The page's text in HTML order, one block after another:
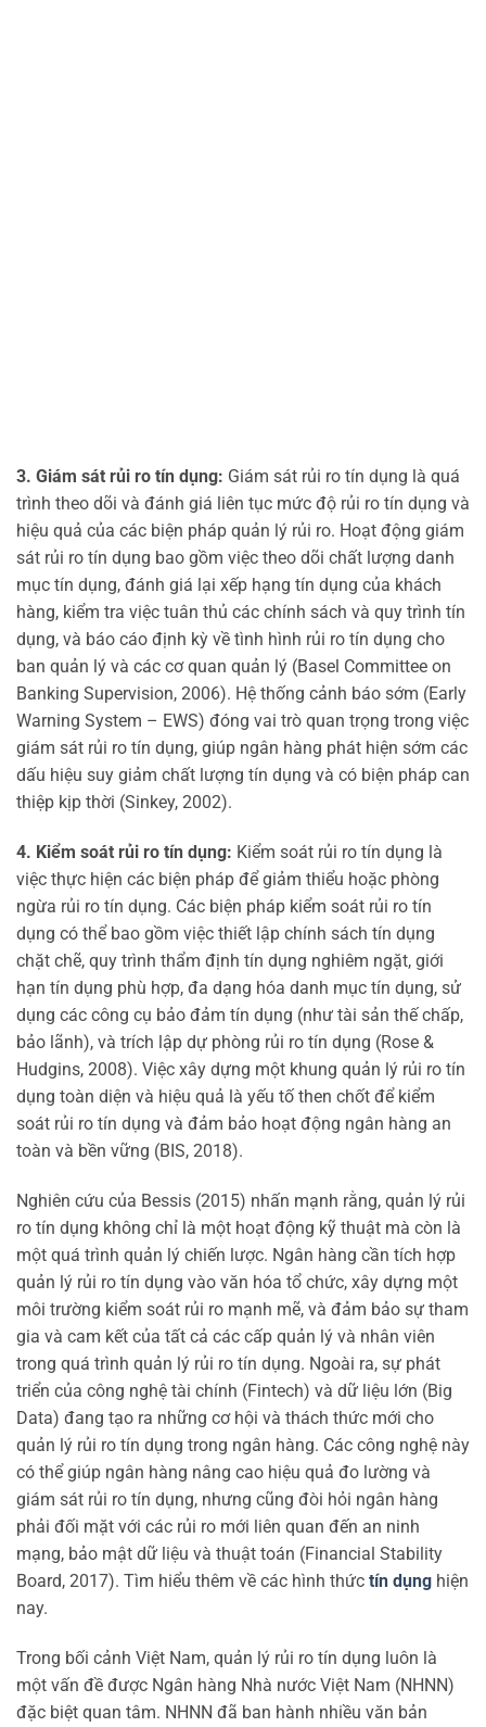
3. Giám sát rủi ro tín dụng: Giám sát rủi ro tín dụng là quá
trình theo dõi và đánh giá liên tục mức độ rủi ro tín dụng và
hiệu quả của các biện pháp quản lý rủi ro. Hoạt động giám
sát rủi ro tín dụng bao gồm việc theo dõi chất lượng danh
mục tín dụng, đánh giá lại xếp hạng tín dụng của khách
hàng, kiểm tra việc tuân thủ các chính sách và quy trình tín
dụng, và báo cáo định kỳ về tình hình rủi ro tín dụng cho
ban quản lý và các cơ quan quản lý (Basel Committee on
Banking Supervision, 2006). Hệ thống cảnh báo sớm (Early
Warning System – EWS) đóng vai trò quan trọng trong việc
giám sát rủi ro tín dụng, giúp ngân hàng phát hiện sớm các
dấu hiệu suy giảm chất lượng tín dụng và có biện pháp can
thiệp kịp thời (Sinkey, 2002).
4. Kiểm soát rủi ro tín dụng: Kiểm soát rủi ro tín dụng là
việc thực hiện các biện pháp để giảm thiểu hoặc phòng
ngừa rủi ro tín dụng. Các biện pháp kiểm soát rủi ro tín
dụng có thể bao gồm việc thiết lập chính sách tín dụng
chặt chẽ, quy trình thẩm định tín dụng nghiêm ngặt, giới
hạn tín dụng phù hợp, đa dạng hóa danh mục tín dụng, sử
dụng các công cụ bảo đảm tín dụng (như tài sản thế chấp,
bảo lãnh), và trích lập dự phòng rủi ro tín dụng (Rose &
Hudgins, 2008). Việc xây dựng một khung quản lý rủi ro tín
dụng toàn diện và hiệu quả là yếu tố then chốt để kiểm
soát rủi ro tín dụng và đảm bảo hoạt động ngân hàng an
toàn và bền vững (BIS, 2018).
Nghiên cứu của Bessis (2015) nhấn mạnh rằng, quản lý rủi
ro tín dụng không chỉ là một hoạt động kỹ thuật mà còn là
một quá trình quản lý chiến lược. Ngân hàng cần tích hợp
quản lý rủi ro tín dụng vào văn hóa tổ chức, xây dựng một
môi trường kiểm soát rủi ro mạnh mẽ, và đảm bảo sự tham
gia và cam kết của tất cả các cấp quản lý và nhân viên
trong quá trình quản lý rủi ro tín dụng. Ngoài ra, sự phát
triển của công nghệ tài chính (Fintech) và dữ liệu lớn (Big
Data) đang tạo ra những cơ hội và thách thức mới cho
quản lý rủi ro tín dụng trong ngân hàng. Các công nghệ này
có thể giúp ngân hàng nâng cao hiệu quả đo lường và
giám sát rủi ro tín dụng, nhưng cũng đòi hỏi ngân hàng
phải đối mặt với các rủi ro mới liên quan đến an ninh
mạng, bảo mật dữ liệu và thuật toán (Financial Stability
Board, 2017). Tìm hiểu thêm về các hình thức tín dụng hiện
nay.
Trong bối cảnh Việt Nam, quản lý rủi ro tín dụng luôn là
một vấn đề được Ngân hàng Nhà nước Việt Nam (NHNN)
đặc biệt quan tâm. NHNN đã ban hành nhiều văn bản